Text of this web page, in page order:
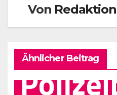
Von Redaktion
Ähnlicher Beitrag